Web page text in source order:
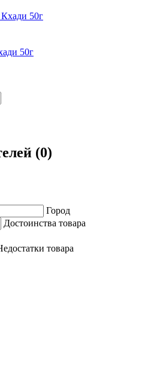
50г
(0)
Город
Достоинства товара
товара